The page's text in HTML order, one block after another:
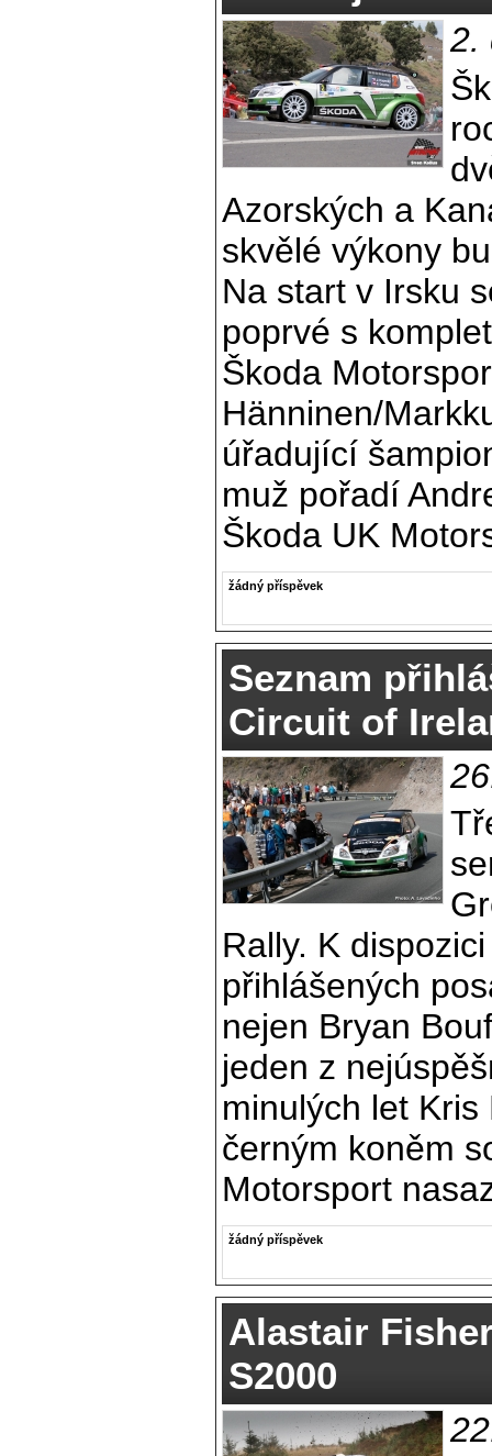
2.
Azorských a
skvělé výkony
Na start v Irsku
poprvé s
Škoda
Hänninen/
úřadující
muž pořadí
Škoda UK
žádný příspěvek
Seznam
Circuit of
Rally. K
přihlášených
nejen Bryan
jeden z
minulých let
černým koněm
Motorsport
žádný příspěvek
Alastair
S2000